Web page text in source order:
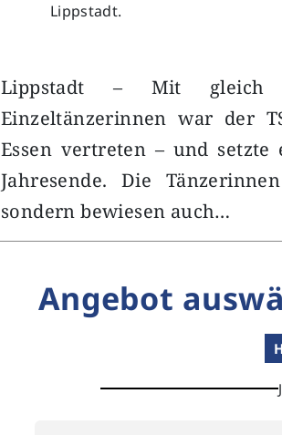
Lippstadt.
Lippstadt – Mit gleich
Einzeltänzerinnen war der
Essen vertreten – und
Jahresende. Die
sondern bewiesen auch…
Angebot